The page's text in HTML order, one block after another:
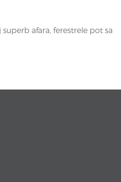
afara, ferestrele pot sa